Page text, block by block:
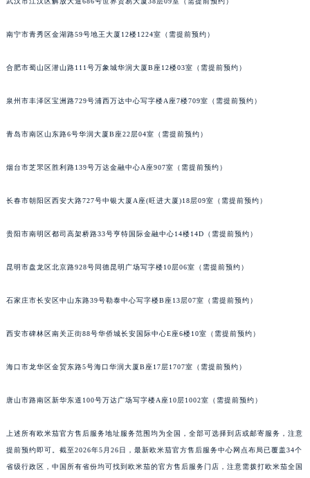
南宁市青秀区金湖路59号地王大厦12楼1224室（需提前预约）
合肥市蜀山区潜山路111号万象城华润大厦B座12楼03室（需提前预约）
泉州市丰泽区宝洲路729号浦西万达中心写字楼A座7楼709室（需提前预约）
青岛市南区山东路6号华润大厦B座22层04室（需提前预约）
烟台市芝罘区胜利路139号万达金融中心A座907室（需提前预约）
长春市朝阳区西安大路727号中银大厦A座(旺进大厦)18层09室（需提前预约）
贵阳市南明区都司高架桥路33号亨特国际金融中心14楼14D（需提前预约）
昆明市盘龙区北京路928号同德昆明广场写字楼10层06室（需提前预约）
石家庄市长安区中山东路39号勒泰中心写字楼B座13层07室（需提前预约）
西安市碑林区南关正街88号华侨城长安国际中心E座6楼10室（需提前预约）
海口市龙华区金贸东路5号海口华润大厦B座17层1707室（需提前预约）
唐山市路南区新华东道100号万达广场写字楼A座10层1002室（需提前预约）
上述所有欧米茄官方售后服务地址服务范围均为全国，全部可选择到店或邮寄服务，注意
提前预约即可。截至2026年5月26日，最新欧米茄官方售后服务中心网点布局已覆盖34个
省级行政区，中国所有省份均可找到欧米茄的官方售后服务门店，注意需拨打欧米茄全国